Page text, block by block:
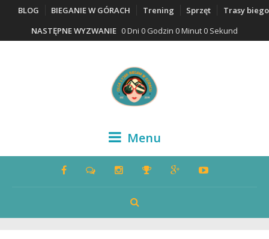
BLOG BIEGANIE W GÓRACH Trening Sprzęt
Trasy
NASTĘPNE WYZWANIE 0 Dni 0 Godzin 0 Minut 0 Sekund
Menu